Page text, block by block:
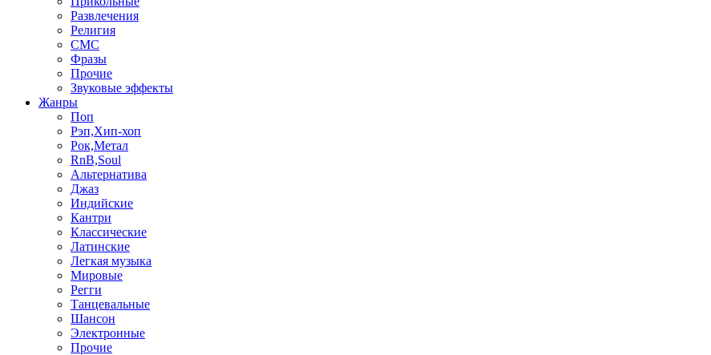
Развлечения
Религия
СМС
Фразы
Прочие
Звуковые эффекты
Жанры
Поп
Рэп,Хип-хоп
Рок,Метал
RnB,Soul
Альтернатива
Джаз
Индийские
Кантри
Классические
Латинские
Легкая музыка
Мировые
Регги
Танцевальные
Шансон
Электронные
Прочие